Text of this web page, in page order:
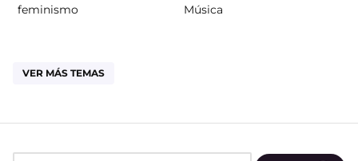
feminismo Música
VER MÁS TEMAS